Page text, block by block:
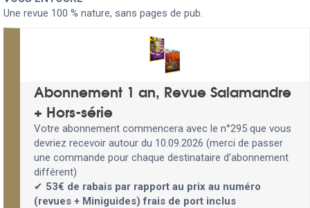
Une revue 100 % nature, sans pages de pub.
Abonnement 1 an, Revue Salamandre
+ Hors-série
Votre abonnement commencera avec le n°295 que vous
devriez recevoir autour du 10.09.2026 (merci de passer
une commande pour chaque destinataire d’abonnement
différent)
✔ 53€ de rabais par rapport au prix au numéro
(revues + Miniguides) frais de port inclus